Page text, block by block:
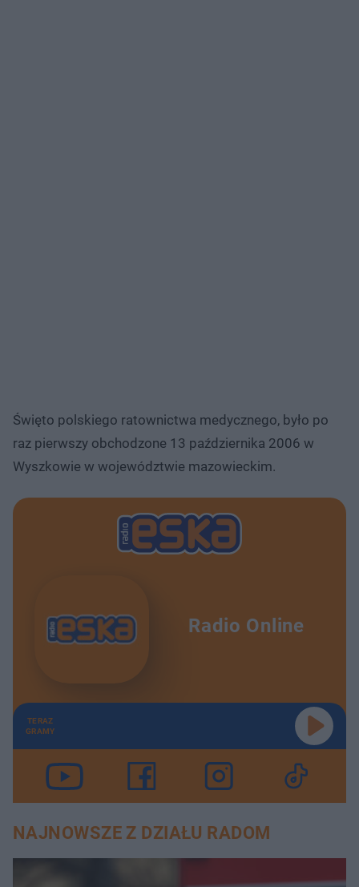
Święto polskiego ratownictwa medycznego, było po
raz pierwszy obchodzone 13 października 2006 w
Wyszkowie w województwie mazowieckim.
Radio Online
TERAZ
GRAMY
NAJNOWSZE Z DZIAŁU RADOM